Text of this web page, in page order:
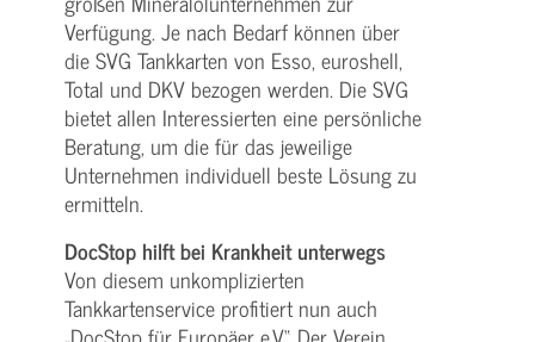
Verfügung. Je nach Bedarf können über
die SVG Tankkarten von Esso, euroshell,
Total und DKV bezogen werden. Die SVG
bietet allen Interessierten eine persönliche
Beratung, um die für das jeweilige
Unternehmen individuell beste Lösung zu
ermitteln.
DocStop hilft bei Krankheit unterwegs
Von diesem unkomplizierten
Tankkartenservice profitiert nun auch